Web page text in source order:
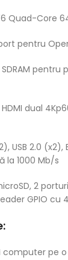
Quad-Core
pentru
SDRAM
dual
USB 2.0
la 1000 Mb/s
2
GPIO cu
computer pe